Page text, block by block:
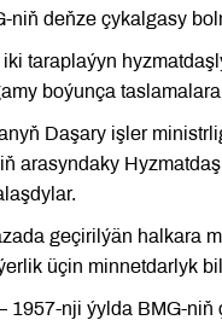
niň deňze çykalgasy
taraplaýyn
boýunça
Daşary işler
arasyndaky
geçirilýän halkara
üçin minnetdarlyk
1957-nji ýylda BMG-niň